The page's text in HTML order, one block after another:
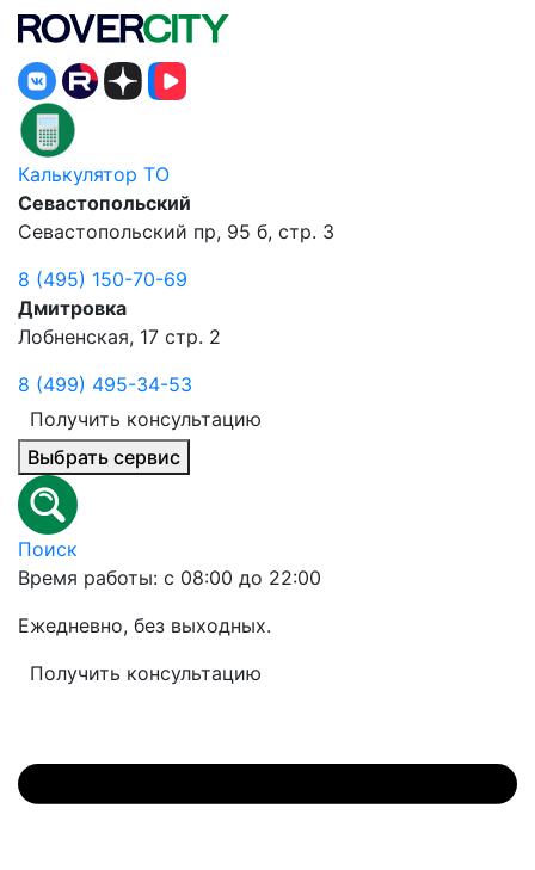
Калькулятор ТО
Севастопольский
Севастопольский пр, 95 б, стр. 3
8 (495) 150-70-69
Дмитровка
Лобненская, 17 стр. 2
8 (499) 495-34-53
Получить консультацию
Выбрать сервис
Поиск
Время работы: с 08:00 до 22:00
Ежедневно, без выходных.
Получить консультацию